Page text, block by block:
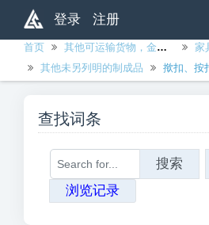
登录 注册
首页 其他可运输货物，金属制品、机械和设备除外
家具
其他未另列明的制成品
揿扣、按扣、饰扣
查找词条
搜索
浏览记录